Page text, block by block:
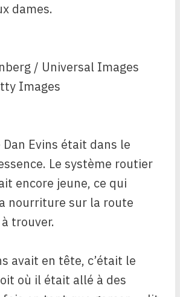
dames.
/ Universal Images
Images
Evins était dans le
Le système routier
encore jeune, ce qui
nourriture sur la route
trouver.
avait en tête, c’était le
où il était allé à des